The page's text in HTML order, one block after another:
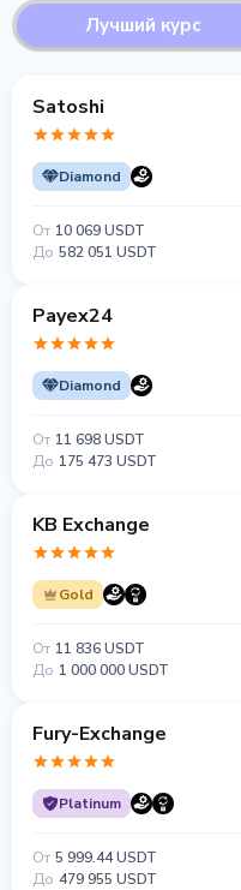
Лучший курс
Satoshi
Diamond
От 10 069 USDT
До 582 051 USDT
Payex24
Diamond
От 11 698 USDT
До 175 473 USDT
KB Exchange
Gold
От 11 836 USDT
До 1 000 000 USDT
Fury-Exchange
Platinum
От 5 999.44 USDT
До 479 955 USDT